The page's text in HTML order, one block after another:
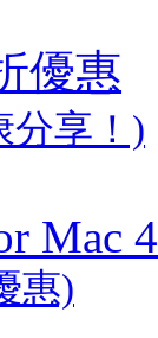
優惠
分享！)
Mac
惠)